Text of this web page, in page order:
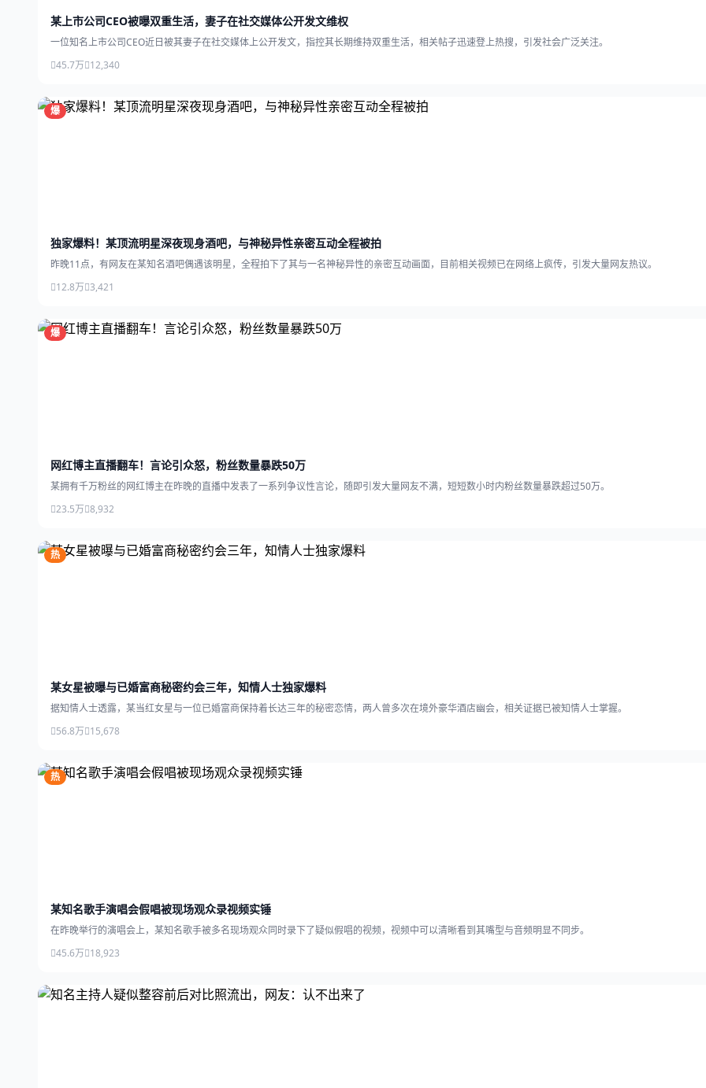
某上市公司CEO被曝双重生活，妻子在社交媒体公开发文维权
一位知名上市公司CEO近日被其妻子在社交媒体上公开发文，指控其长期维持双重生活，相关帖子迅速登上热搜，引发社会广泛关注。
45.7万 12,340
爆
独家爆料！某顶流明星深夜现身酒吧，与神秘异性亲密互动全程被拍
昨晚11点，有网友在某知名酒吧偶遇该明星，全程拍下了其与一名神秘异性的亲密互动画面，目前相关视频已在网络上疯传，引发大量网友热议。
12.8万 3,421
爆
网红博主直播翻车！言论引众怒，粉丝数量暴跌50万
某拥有千万粉丝的网红博主在昨晚的直播中发表了一系列争议性言论，随即引发大量网友不满，短短数小时内粉丝数量暴跌超过50万。
23.5万 8,932
热
某女星被曝与已婚富商秘密约会三年，知情人士独家爆料
据知情人士透露，某当红女星与一位已婚富商保持着长达三年的秘密恋情，两人曾多次在境外豪华酒店幽会，相关证据已被知情人士掌握。
56.8万 15,678
热
某知名歌手演唱会假唱被现场观众录视频实锤
在昨晚举行的演唱会上，某知名歌手被多名现场观众同时录下了疑似假唱的视频，视频中可以清晰看到其嘴型与音频明显不同步。
45.6万 18,923